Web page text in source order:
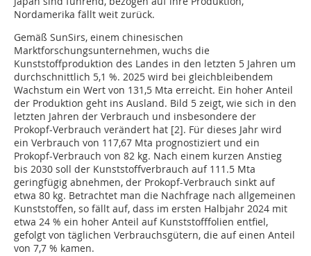
Nordamerika fällt weit zurück.
Gemäß SunSirs, einem chinesischen
Marktforschungsunternehmen, wuchs die
Kunststoffproduktion des Landes in den letzten 5 Jahren um
durchschnittlich 5,1 %. 2025 wird bei gleichbleibendem
Wachstum ein Wert von 131,5 Mta erreicht. Ein hoher Anteil
der Produktion geht ins Ausland. Bild 5 zeigt, wie sich in den
letzten Jahren der Verbrauch und insbesondere der
Prokopf-Verbrauch verändert hat [2]. Für dieses Jahr wird
ein Verbrauch von 117,67 Mta prognostiziert und ein
Prokopf-Verbrauch von 82 kg. Nach einem kurzen Anstieg
bis 2030 soll der Kunststoffverbrauch auf 111.5 Mta
geringfügig abnehmen, der Prokopf-Verbrauch sinkt auf
etwa 80 kg. Betrachtet man die Nachfrage nach allgemeinen
Kunststoffen, so fällt auf, dass im ersten Halbjahr 2024 mit
etwa 24 % ein hoher Anteil auf Kunststofffolien entfiel,
gefolgt von täglichen Verbrauchsgütern, die auf einen Anteil
von 7,7 % kamen.